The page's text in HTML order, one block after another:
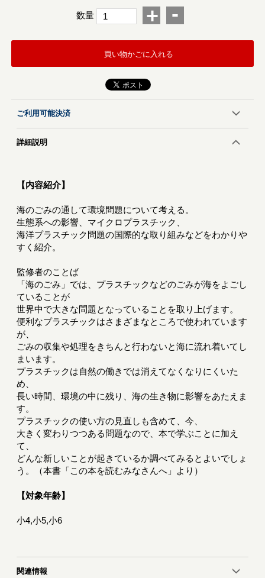
数量 + -
買い物かごに入れる
ご利用可能決済
詳細説明
【内容紹介】
海のごみの通して環境問題について考える。
生態系への影響、マイクロプラスチック、
海洋プラスチック問題の国際的な取り組みなどをわかりや
すく紹介。
監修者のことば
「海のごみ」では、プラスチックなどのごみが海をよごし
ていることが
世界中で大きな問題となっていることを取り上げます。
便利なプラスチックはさまざまなところで使われています
が、
ごみの収集や処理をきちんと行わないと海に流れ着いてし
まいます。
プラスチックは自然の働きでは消えてなくなりにくいた
め、
長い時間、環境の中に残り、海の生き物に影響をあたえま
す。
プラスチックの使い方の見直しも含めて、今、
大きく変わりつつある問題なので、本で学ぶことに加え
て、
どんな新しいことが起きているか調べてみるとよいでしょ
う。（本書「この本を読むみなさんへ」より）
【対象年齢】
小4,小5,小6
関連情報